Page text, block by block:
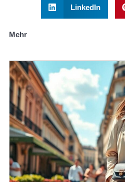
LinkedIn
Mehr